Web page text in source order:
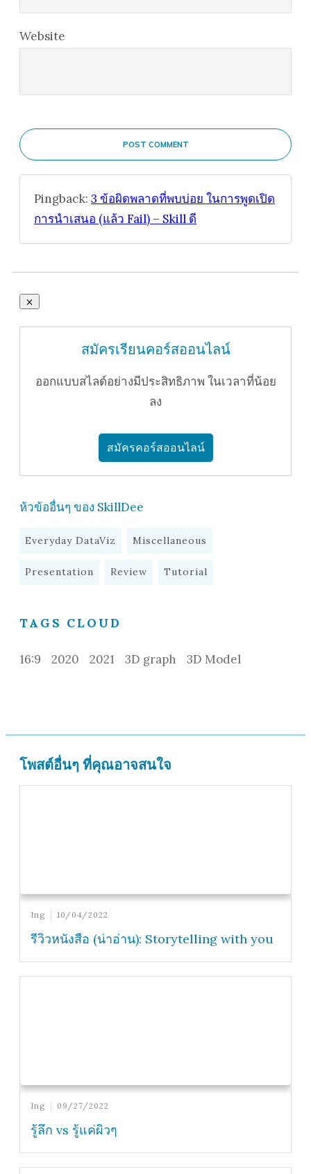
Website
POST COMMENT
Pingback: 3 ข้อผิดพลาดที่พบบ่อย ในการพูดเปิด
การนำเสนอ (แล้ว Fail) – Skill ดี
สมัครเรียนคอร์สออนไลน์
ออกแบบสไลด์อย่างมีประสิทธิภาพ ในเวลาที่น้อย
ลง
สมัครคอร์สออนไลน์
ห้วข้ออื่นๆ ของ SkillDee
Everyday DataViz Miscellaneous
Presentation Review Tutorial
TAGS CLOUD
16:9 2020 2021 3D graph 3D Model
โพสต์อื่นๆ ที่คุณอาจสนใจ
Ing 10/04/2022
รีวิวหนังสือ (น่าอ่าน): Storytelling with you
Ing 09/27/2022
รู้ลึก vs รู้แค่ผิวๆ